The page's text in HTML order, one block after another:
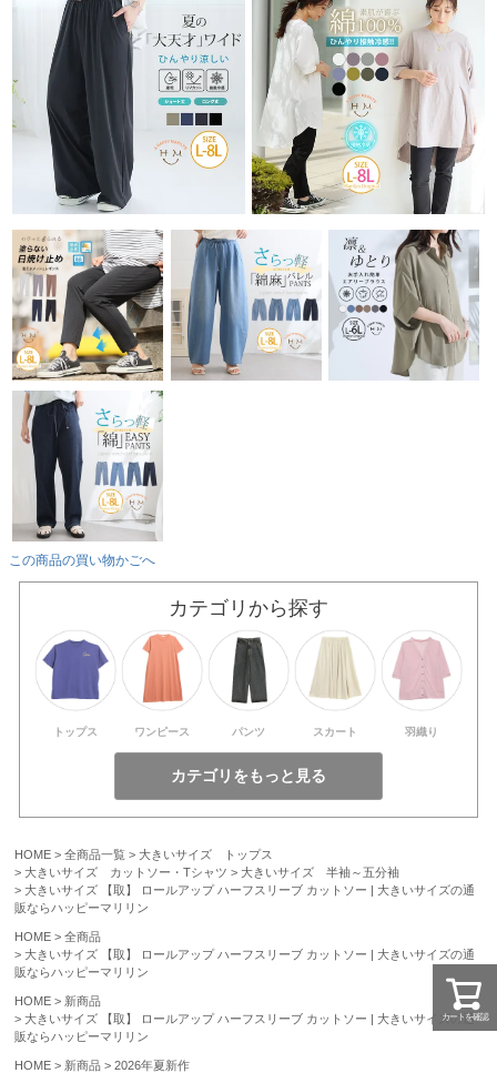
この商品の買い物かごへ
カートを確認
カテゴリから探す
トップス ワンピース パンツ スカート 羽織り
HOME 全商品一覧
大きいサイズ トップス
大きいサイズ カットソー・Tシャツ
大きいサイズ 半袖～五分袖
大きいサイズ 【取】 ロールアップ ハーフスリーブ カットソー | 大きいサイズの通
販ならハッピーマリリン
HOME
全商品
大きいサイズ 【取】 ロールアップ ハーフスリーブ カットソー | 大きいサイズの通
販ならハッピーマリリン
HOME
新商品
大きいサイズ 【取】 ロールアップ ハーフスリーブ カットソー | 大きいサイズの通
販ならハッピーマリリン
HOME 新商品
2026年夏新作